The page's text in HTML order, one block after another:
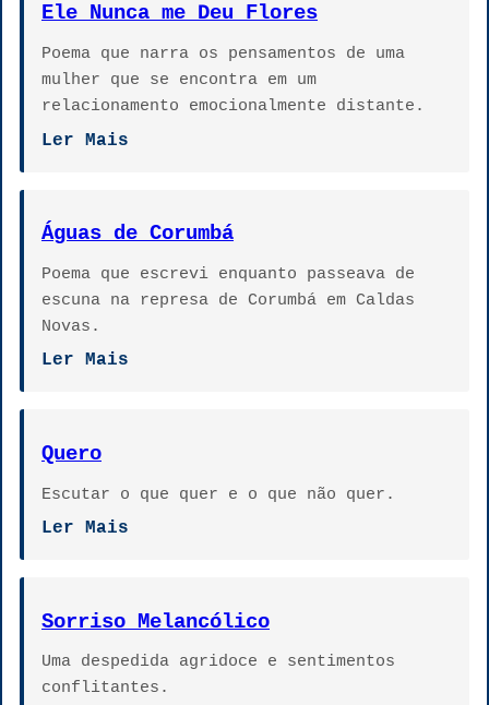
Ele Nunca me Deu Flores
Poema que narra os pensamentos de uma
mulher que se encontra em um
relacionamento emocionalmente distante.
Ler Mais
Águas de Corumbá
Poema que escrevi enquanto passeava de
escuna na represa de Corumbá em Caldas
Novas.
Ler Mais
Quero
Escutar o que quer e o que não quer.
Ler Mais
Sorriso Melancólico
Uma despedida agridoce e sentimentos
conflitantes.